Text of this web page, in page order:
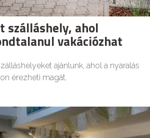
szálláshely, ahol
vakációzhat
ajánlunk, ahol a nyaralás
érezheti magát.